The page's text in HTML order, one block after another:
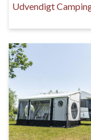
Udvendigt